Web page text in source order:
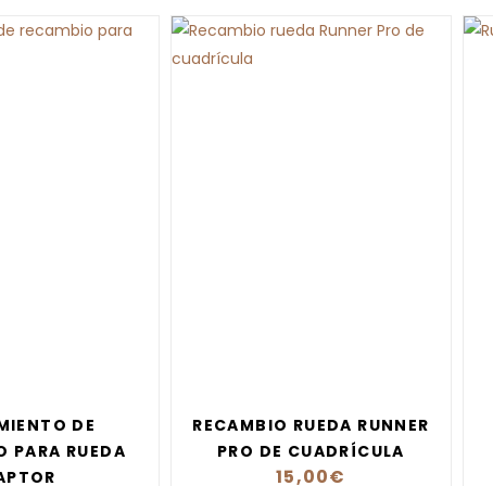
DE
PARA RUEDA
RECAMBIO RUEDA RUNNER
PRO DE CUADRÍCULA
15,00€